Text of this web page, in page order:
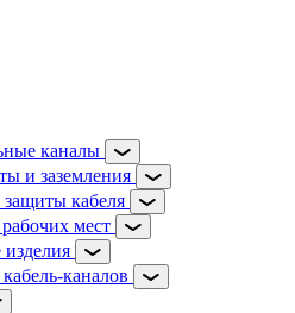
каналы
и заземления
кабеля
мест
каналов